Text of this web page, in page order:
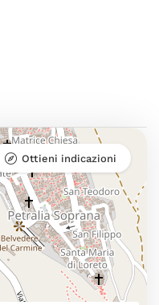
Ottieni indicazioni